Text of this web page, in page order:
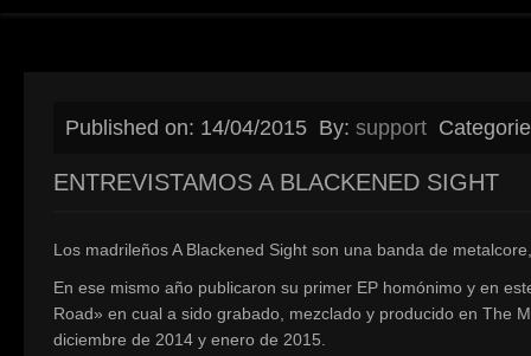
Published on: 14/04/2015 By: support
ENTREVISTAMOS A BLACKENED SIGHT
Los madrileños A Blackened Sight son una banda de
En ese mismo año publicaron su primer EP homónimo y en
Road» en cual a sido grabado, mezclado y producido en The
diciembre de 2014 y enero de 2015.